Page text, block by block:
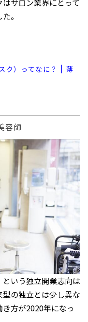
サロン業界にとって
。
ク）ってなに？ | 薄
容師
という独立開業志向は
の独立とは少し異な
方が2020年になっ